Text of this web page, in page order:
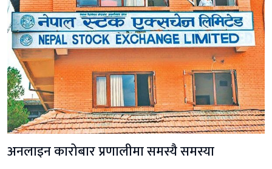
अनलाइन कारोबार प्रणालीमा समस्यै समस्या